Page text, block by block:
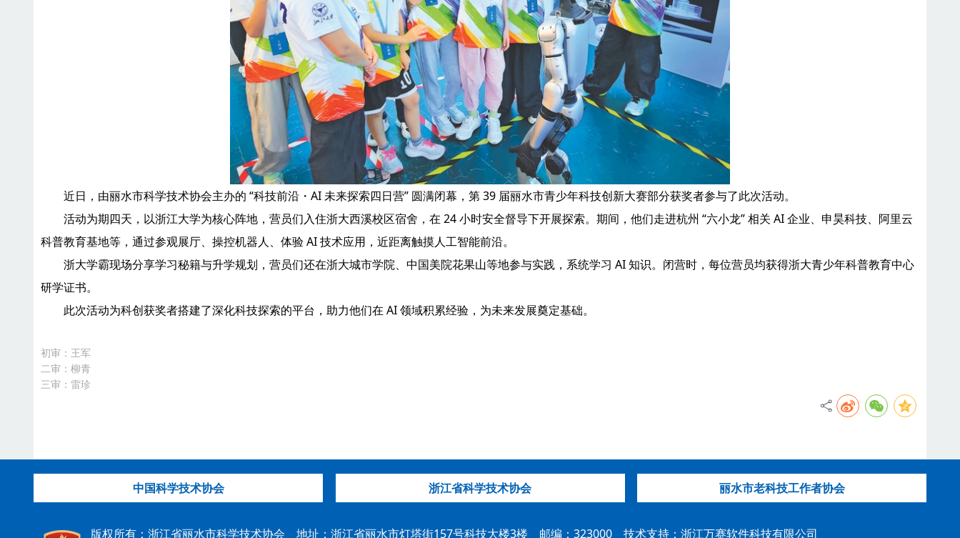
近日，由丽水市科学技术协会主办的 “科技前沿・AI 未来探索四日营” 圆满闭幕，第 39 届丽水市青少年科技创新大赛部分获奖者参与了此次活动。
活动为期四天，以浙江大学为核心阵地，营员们入住浙大西溪校区宿舍，在 24 小时安全督导下开展探索。期间，他们走进杭州 “六小龙” 相关 AI 企业、申昊科技、阿里云
科普教育基地等，通过参观展厅、操控机器人、体验 AI 技术应用，近距离触摸人工智能前沿。
浙大学霸现场分享学习秘籍与升学规划，营员们还在浙大城市学院、中国美院花果山等地参与实践，系统学习 AI 知识。闭营时，每位营员均获得浙大青少年科普教育中心
研学证书。
此次活动为科创获奖者搭建了深化科技探索的平台，助力他们在 AI 领域积累经验，为未来发展奠定基础。
初审：王军
二审：柳青
三审：雷珍
中国科学技术协会 浙江省科学技术协会 丽水市老科技工作者协会
版权所有：浙江省丽水市科学技术协会 地址：浙江省丽水市灯塔街157号科技大楼3楼 邮编：323000 技术支持：浙江万赛软件科技有限公司